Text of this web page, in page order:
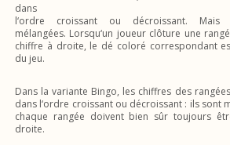
dans
l‘ordre croissant ou décroissant.
mélangées. Lorsqu‘un joueur clôture une
chiffre à droite, le dé coloré correspondant
du jeu.
Dans la variante Bingo, les chiffres des
dans l‘ordre croissant ou décroissant : ils sont
chaque rangée doivent bien sûr toujours
droite.